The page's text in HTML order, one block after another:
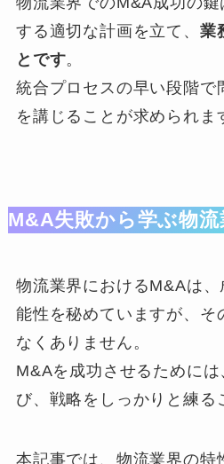
する適切な計画を立て、 業
とです。
統合プロセスの早い段階で
を講じることが求められま
M&A失敗から学ぶ物
物流業界におけるM&Aは
能性を秘めていますが、そ
なくありません。
M&Aを成功させるために
び、戦略をしっかりと練る
本記事では、物流業界の特